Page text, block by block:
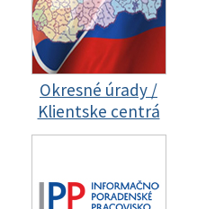
Okresné úrady /
Klientske centrá